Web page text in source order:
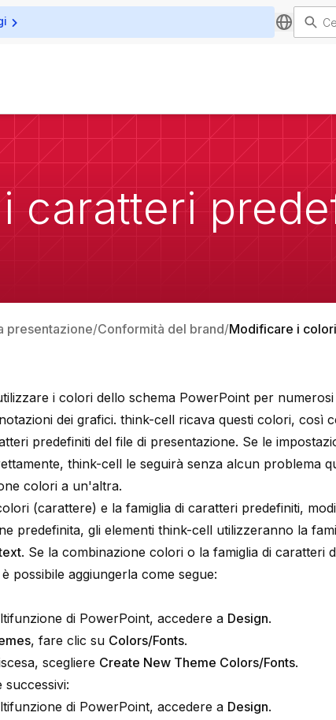
caratteri
presentazione Conformità del brand Modificare i
i colori dello schema PowerPoint per
dei grafici.think-cell ricava questi colori, così
predefiniti del file di presentazione. Se le
think-cell le seguirà senza alcun problema
colori a un'altra.
(carattere) e la famiglia di caratteri predefiniti,
predefinita, gli elementithink-cell utilizzeranno la
. Se la combinazione colori o la famiglia di caratteri
possibile aggiungerla come segue:
di PowerPoint, accedere a Design.
, fare clic su Colors/Fonts.
scegliere Create New Theme Colors/Fonts.
successivi:
di PowerPoint, accedere a Design.